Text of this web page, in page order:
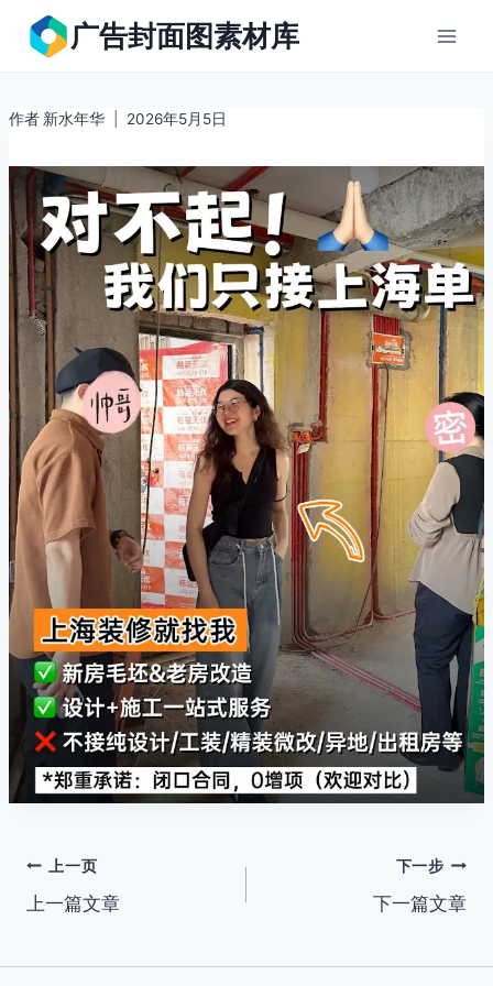
广告封面图素材库
作者 新水年华 2026年5月5日
文
章
导
上一页
上一篇文章
下一步
下一篇文章